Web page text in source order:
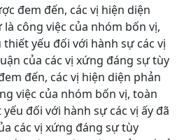
đem đến, các vị hiện diện
công việc của nhóm bốn vị,
yếu đối với hành sự các vị
của các vị xứng đáng sự tùy
đến, các vị hiện diện phản
việc của nhóm bốn vị, toàn
đối với hành sự các vị ấy đã
các vị xứng đáng sự tùy